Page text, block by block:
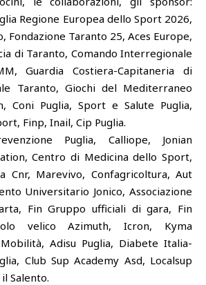
Regione Europea dello Sport 2026,
Fondazione Taranto 25, Aces Europe,
di Taranto, Comando Interregionale
Guardia Costiera-Capitaneria di
Taranto, Giochi del Mediterraneo
Coni Puglia, Sport e Salute Puglia,
Finp, Inail, Cip Puglia.
Puglia, Calliope, Jonian
Centro di Medicina dello Sport,
Cnr, Marevivo, Confagricoltura, Aut
Universitario Jonico, Associazione
Fin Gruppo ufficiali di gara, Fin
velico Azimuth, Icron, Kyma
Adisu Puglia, Diabete Italia-
Club Sup Academy Asd, Localsup
Salento.